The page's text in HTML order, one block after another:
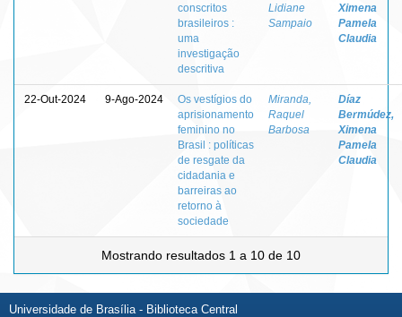
conscritos
brasileiros :
uma
investigação
descritiva
Lidiane
Sampaio
Ximena
Pamela
Claudia
22-Out-2024 9-Ago-2024
Os vestígios do
aprisionamento
feminino no
Brasil : políticas
de resgate da
cidadania e
barreiras ao
retorno à
sociedade
Miranda,
Raquel
Barbosa
Díaz
Bermúdez,
Ximena
Pamela
Claudia
Mostrando resultados 1 a 10 de 10
Universidade de Brasília - Biblioteca Central